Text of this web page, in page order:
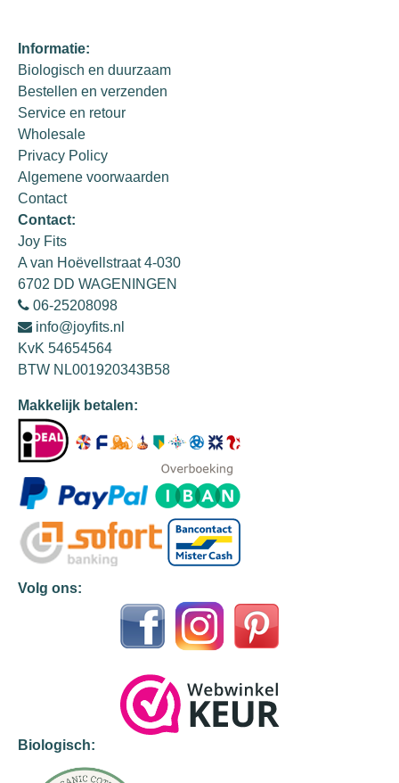
Informatie:
Biologisch en duurzaam
Bestellen en verzenden
Service en retour
Wholesale
Privacy Policy
Algemene voorwaarden
Contact
Contact:
Joy Fits
A van Hoëvellstraat 4-030
6702 DD WAGENINGEN
06-25208098
info@joyfits.nl
KvK 54654564
BTW NL001920343B58
Makkelijk betalen:
Volg ons:
Biologisch: